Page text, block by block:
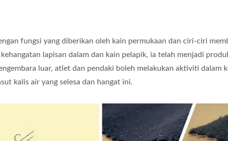
fungsi yang diberikan oleh kain permukaan dan ciri-ciri
lapisan dalam dan kain pelapik, ia telah menjadi
luar, atlet dan pendaki boleh melakukan aktiviti dalam
kalis air yang selesa dan hangat ini.